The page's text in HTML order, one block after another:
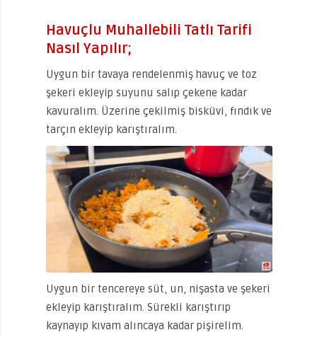
Havuçlu Muhallebili Tatlı Tarifi
Nasıl Yapılır;
Uygun bir tavaya rendelenmiş havuç ve toz
şekeri ekleyip suyunu salıp çekene kadar
kavuralım. Üzerine çekilmiş bisküvi, fındık ve
tarçın ekleyip karıştıralım.
Uygun bir tencereye süt, un, nişasta ve şekeri
ekleyip karıştıralım. Sürekli karıştırıp
kaynayıp kıvam alıncaya kadar pişirelim.